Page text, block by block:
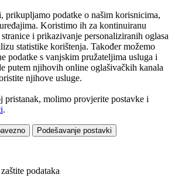
prikupljamo podatke o našim korisnicima,
Koristimo ih za kontinuiranu
i prikazivanje personaliziranih oglasa
statistike korištenja. Također možemo
podatke s vanjskim pružateljima usluga i
putem njihovih online oglašivačkih kanala
njihove usluge.
pristanak, molimo provjerite postavke i
.
Podešavanje postavki
podataka